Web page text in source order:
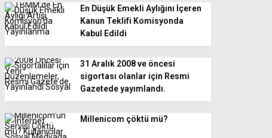
En Düşük Emekli Aylığını İçeren
Kanun Teklifi Komisyonda
Kabul Edildi
31 Aralık 2008 ve öncesi
sigortası olanlar için Resmi
Gazetede yayımlandı.
Millenicom çöktü mü?